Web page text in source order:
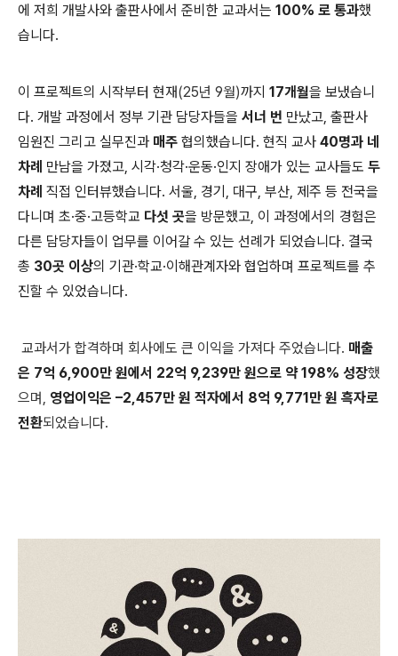
에 저희 개발사와 출판사에서 준비한 교과서는 100% 로 통과했
습니다.
이 프로젝트의 시작부터 현재(25년 9월)까지 17개월을 보냈습니
다. 개발 과정에서 정부 기관 담당자들을 서너 번 만났고, 출판사
임원진 그리고 실무진과 매주 협의했습니다. 현직 교사 40명과 네
차례 만남을 가졌고, 시각·청각·운동·인지 장애가 있는 교사들도 두
차례 직접 인터뷰했습니다. 서울, 경기, 대구, 부산, 제주 등 전국을
다니며 초·중·고등학교 다섯 곳을 방문했고, 이 과정에서의 경험은
다른 담당자들이 업무를 이어갈 수 있는 선례가 되었습니다. 결국
총 30곳 이상의 기관·학교·이해관계자와 협업하며 프로젝트를 추
진할 수 있었습니다.
교과서가 합격하며 회사에도 큰 이익을 가져다 주었습니다. 매출
은 7억 6,900만 원에서 22억 9,239만 원으로 약 198% 성장했
으며, 영업이익은 –2,457만 원 적자에서 8억 9,771만 원 흑자로
전환되었습니다.